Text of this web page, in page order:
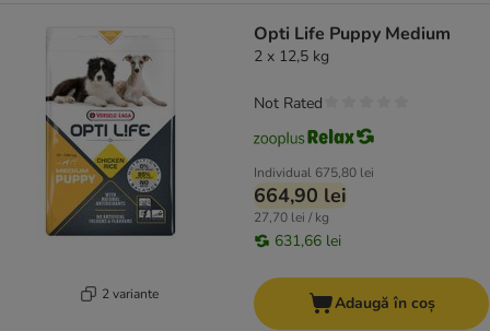
2 variante
Opti Life Puppy Medium
2 x 12,5 kg
Individual 675,80 lei
664,90 lei
27,70 lei / kg
631,66 lei
Not Rated
Adaugă în coș